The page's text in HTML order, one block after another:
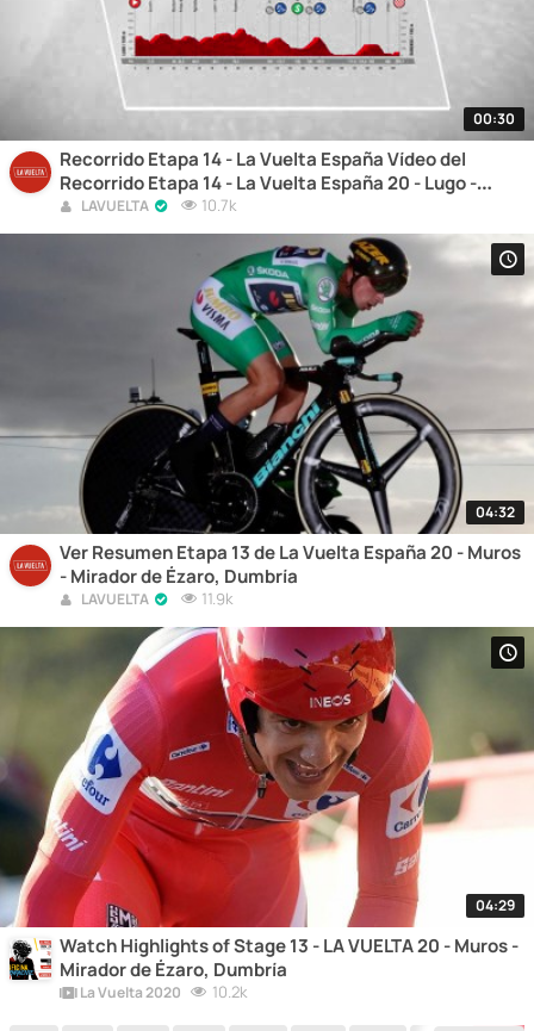
00:30
Recorrido Etapa 14 - La Vuelta España Vídeo del
Recorrido Etapa 14 - La Vuelta España 20 - Lugo -
Ourense
LAVUELTA 10.7k
04:32
Ver Resumen Etapa 13 de La Vuelta España 20 - Muros
- Mirador de Ézaro, Dumbría
LAVUELTA 11.9k
04:29
Watch Highlights of Stage 13 - LA VUELTA 20 - Muros -
Mirador de Ézaro, Dumbría
La Vuelta 2020 10.2k